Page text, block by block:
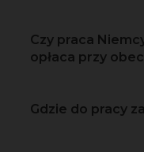
Czy praca
opłaca przy
Gdzie do pracy